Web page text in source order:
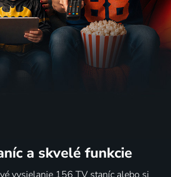
a skvelé funkcie